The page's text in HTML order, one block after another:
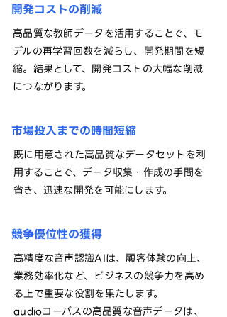
開発コストの削減
高品質な教師データを活用することで、モ
デルの再学習回数を減らし、開発期間を短
縮。結果として、開発コストの大幅な削減
につながります。
市場投入までの時間短縮
既に用意された高品質なデータセットを利
用することで、データ収集・作成の手間を
省き、迅速な開発を可能にします。
競争優位性の獲得
高精度な音声認識AIは、顧客体験の向上、
業務効率化など、ビジネスの競争力を高め
る上で重要な役割を果たします。
audioコーパスの高品質な音声データは、